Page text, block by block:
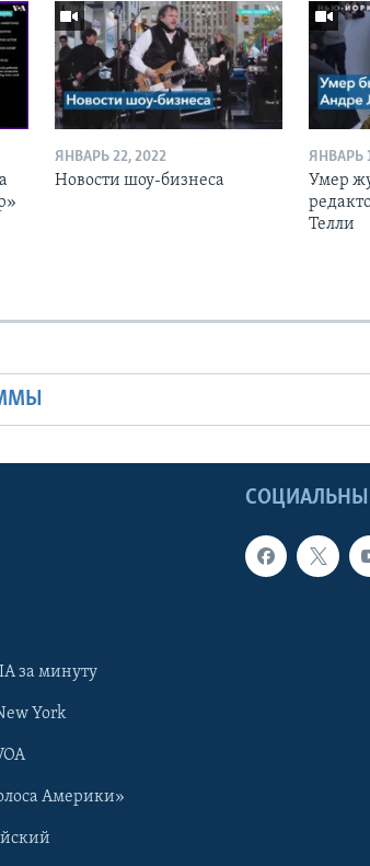
ЯНВАРЬ 22, 2022
Новости шоу-бизнеса
ЯНВАРЬ
Умер
Телли
за минуту
York
Америки»